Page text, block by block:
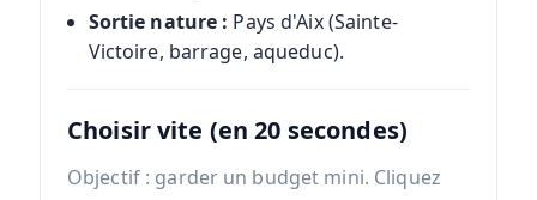
Sortie nature : Pays d'Aix (Sainte-
Victoire, barrage, aqueduc).
Choisir vite (en 20 secondes)
Objectif : garder un budget mini. Cliquez